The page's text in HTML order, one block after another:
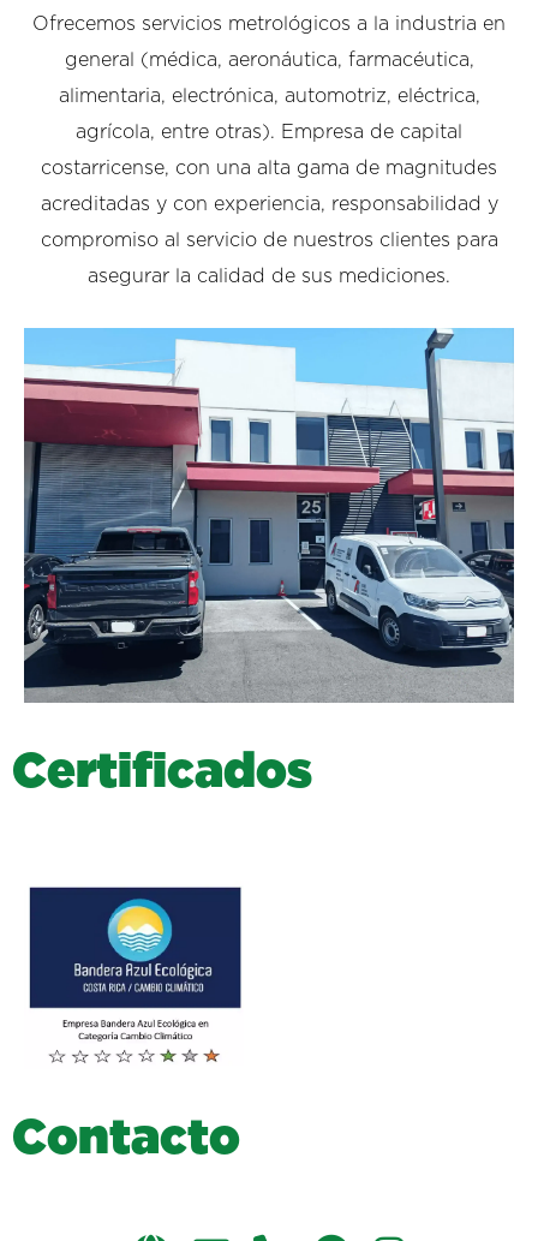
Ofrecemos servicios metrológicos a la industria en
general (médica, aeronáutica, farmacéutica,
alimentaria, electrónica, automotriz, eléctrica,
agrícola, entre otras). Empresa de capital
costarricense, con una alta gama de magnitudes
acreditadas y con experiencia, responsabilidad y
compromiso al servicio de nuestros clientes para
asegurar la calidad de sus mediciones.
Certificad os
Contacto